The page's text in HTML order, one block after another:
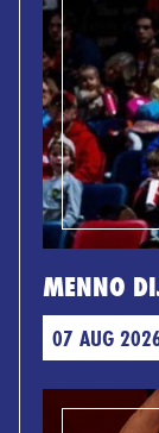
MENNO
07 AUG